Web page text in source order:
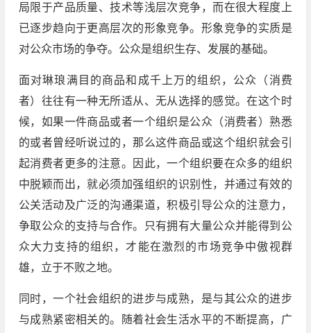
局限于产品质量、技术等浅层次竞争，而在很大程度上
已逐步趋向于更高层次的形象竞争。形象竞争的实质是
对公众市场的争夺。公众是组织生存、发展的基础。
面对琳琅满目的商品和成千上万的组织，公众（消费
者）往往有一种无所适从、无从选择的感觉。在这个时
候，如果一件商品或者一个组织是公众（消费者）熟悉
的或者曾经听说过的，那么这件商品或这个组织就会引
起消费者更多的注意。因此，一个组织要在众多的组织
中脱颖而出，就必须加强组织的识别性，并通过有效的
公关活动及广泛的沟通渠道，积极引导公众的注意力，
争取公众的支持与合作。只有拥有大量公众并能得到公
众大力支持的组织，才能在激烈的市场竞争中傲视群
雄，立于不败之地。
同时，一个社会组织的进步与成熟，是与其公众的进步
与成熟紧密相关的。随着社会生活水平的不断提高，广